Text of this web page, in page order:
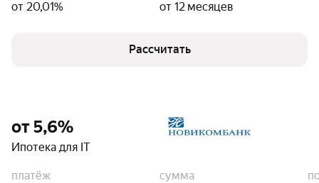
от 20,01%
от 12 месяцев
Рассчитать
от 5,6%
Ипотека для IT
платёж
сумма